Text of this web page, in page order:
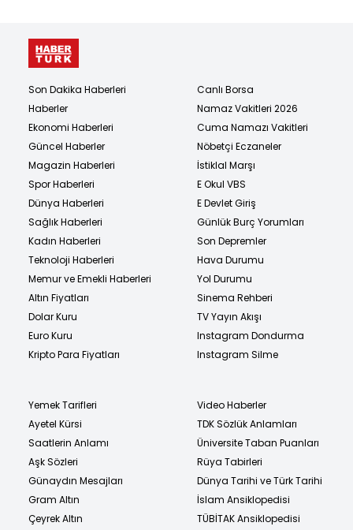
Son Dakika Haberleri
Haberler
Ekonomi Haberleri
Güncel Haberler
Magazin Haberleri
Spor Haberleri
Dünya Haberleri
Sağlık Haberleri
Kadın Haberleri
Teknoloji Haberleri
Memur ve Emekli Haberleri
Altın Fiyatları
Dolar Kuru
Euro Kuru
Kripto Para Fiyatları
Canlı Borsa
Namaz Vakitleri 2026
Cuma Namazı Vakitleri
Nöbetçi Eczaneler
İstiklal Marşı
E Okul VBS
E Devlet Giriş
Günlük Burç Yorumları
Son Depremler
Hava Durumu
Yol Durumu
Sinema Rehberi
TV Yayın Akışı
Instagram Dondurma
Instagram Silme
Yemek Tarifleri
Ayetel Kürsi
Saatlerin Anlamı
Aşk Sözleri
Günaydın Mesajları
Gram Altın
Çeyrek Altın
Video Haberler
TDK Sözlük Anlamları
Üniversite Taban Puanları
Rüya Tabirleri
Dünya Tarihi ve Türk Tarihi
İslam Ansiklopedisi
TÜBİTAK Ansiklopedisi